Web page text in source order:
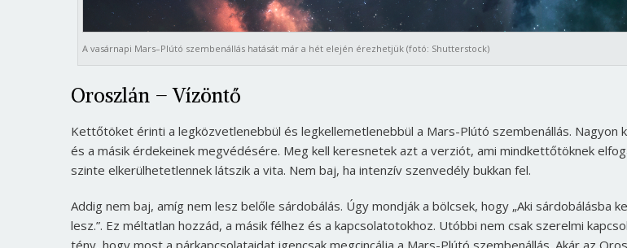
A vasárnapi Mars–Plútó szembenállás hatását már a hét elején érezhetjük (fotó: Shutterstock)
Oroszlán – Vízöntő
Kettőtöket érinti a legközvetlenebbül és legkellemetlenebbül a Mars-Plútó szembenállás. Nagyon
és a másik érdekeinek megvédésére. Meg kell keresnetek azt a verziót, ami mindkettőtöknek
szinte elkerülhetetlennek látszik a vita. Nem baj, ha intenzív szenvedély bukkan fel.
Addig nem baj, amíg nem lesz belőle sárdobálás. Úgy mondják a bölcsek, hogy „Aki sárdobálásba
lesz.”. Ez méltatlan hozzád, a másik félhez és a kapcsolatotokhoz. Utóbbi nem csak szerelmi
tény, hogy most a párkapcsolataidat igencsak megcincálja a Mars-Plútó szembenállás. Akár az